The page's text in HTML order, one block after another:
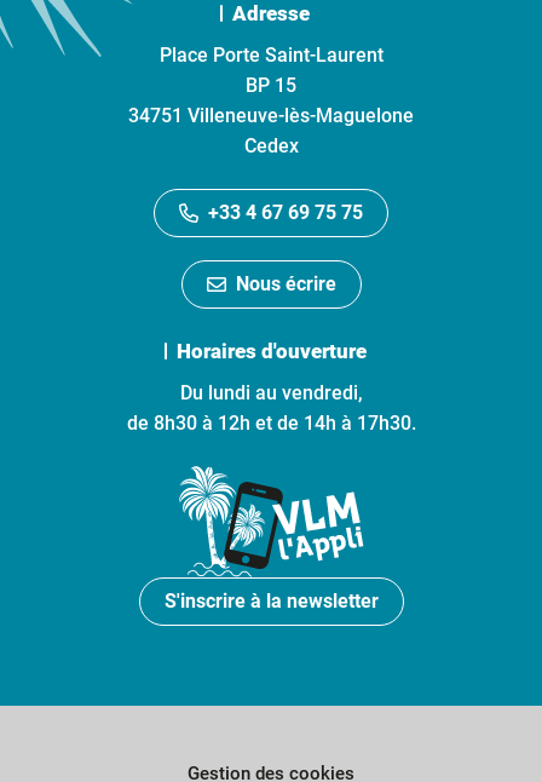
Adresse
Place Porte Saint-Laurent
BP 15
34751 Villeneuve-lès-Maguelone
Cedex
+33 4 67 69 75 75
Nous écrire
Horaires d'ouverture
Du lundi au vendredi,
de 8h30 à 12h et de 14h à 17h30.
S'inscrire à la newsletter
Gestion des cookies